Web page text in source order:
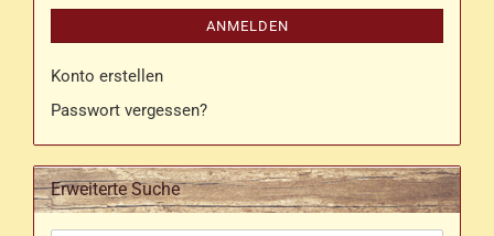
ANMELDEN
Konto erstellen
Passwort vergessen?
Erweiterte Suche